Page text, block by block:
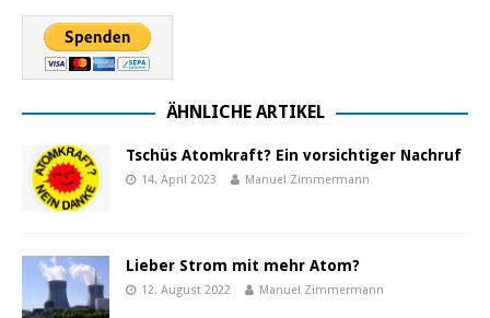
ÄHNLICHE ARTIKEL
Tschüs Atomkraft? Ein vorsichtiger Nachruf
14. April 2023 Manuel Zimmermann
Lieber Strom mit mehr Atom?
12. August 2022 Manuel Zimmermann